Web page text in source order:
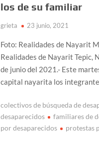
los de su familiar
grieta 23 junio, 2021
Foto: Realidades de Nayarit
Realidades de Nayarit Tepic,
de junio del 2021.- Este
capital nayarita los
colectivos de búsqueda de
desaparecidos
familiares de
por desaparecidos
protestas